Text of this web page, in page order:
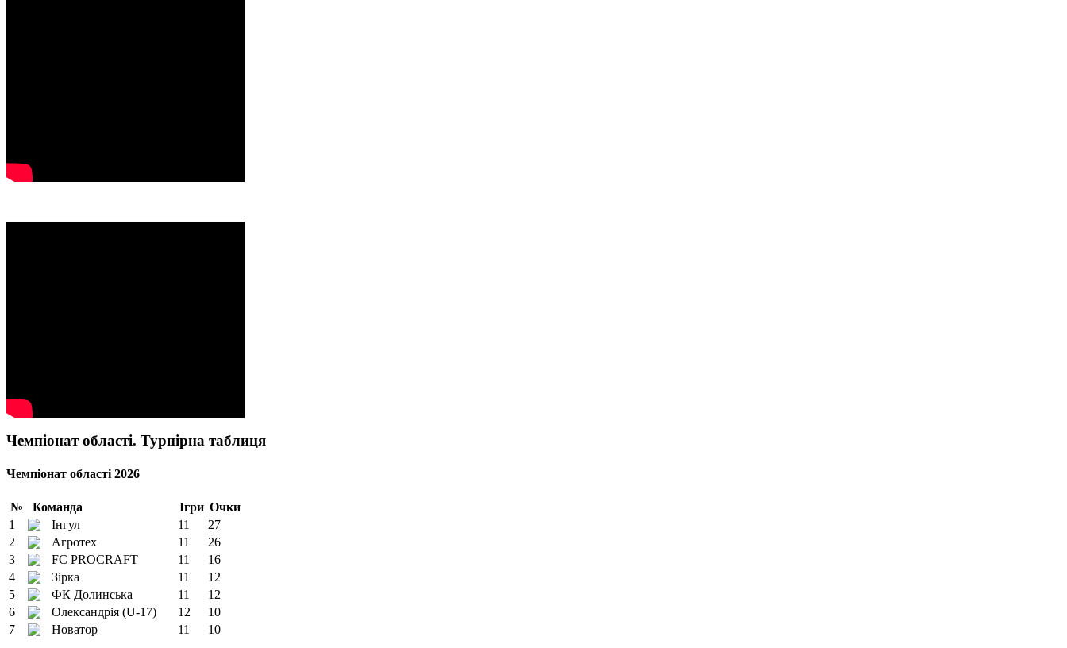
Чемпіонат області. Турнірна таблиця
Чемпіонат області 2026
№ Команда Ігри Очки
1
Інгул 11
27
2
Агротех 11
26
3
FC PROCRAFT 11
16
4
Зірка 11
12
5
ФК Долинська 11
12
6
Олександрія (U-17) 12
10
7
Новатор 11 10